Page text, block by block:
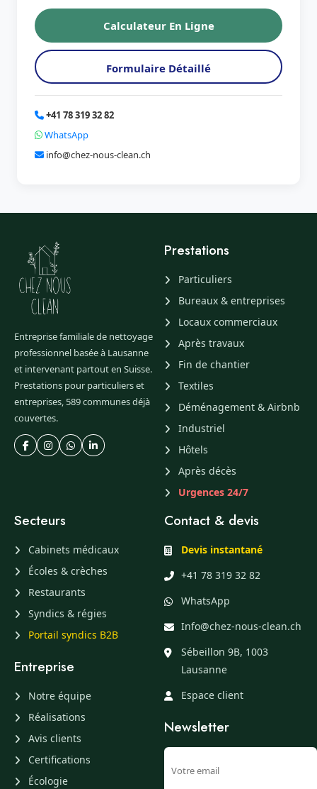
Calculateur En Ligne
Formulaire Détaillé
+41 78 319 32 82
WhatsApp
info@chez-nous-clean.ch
Entreprise familiale de nettoyage
professionnel basée à Lausanne
et intervenant partout en Suisse.
Prestations pour particuliers et
entreprises, 589 communes déjà
couvertes.
Prestations
Particuliers
Bureaux & entreprises
Locaux commerciaux
Après travaux
Fin de chantier
Textiles
Déménagement & Airbnb
Industriel
Hôtels
Après décès
Urgences 24/7
Secteurs
Cabinets médicaux
Écoles & crèches
Restaurants
Syndics & régies
Portail syndics B2B
Entreprise
Notre équipe
Réalisations
Avis clients
Certifications
Écologie
Contact & devis
Devis instantané
+41 78 319 32 82
WhatsApp
Info@chez-nous-clean.ch
Sébeillon 9B, 1003
Lausanne
Espace client
Newsletter